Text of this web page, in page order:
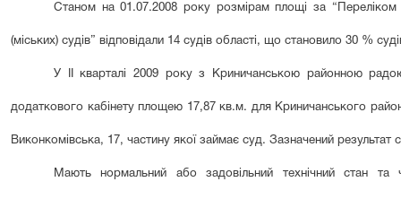
Станом на 01.07.2008 року розмірам площі за
(міських) судів” відповідали 14 судів області, що становило 30 %
У ІІ кварталі 2009 року з Криничанською районною
додаткового кабінету площею 17,87 кв.м. для Криничанського
Виконкомівська, 17, частину якої займає суд. Зазначений результат
Мають нормальний або задовільний технічний стан та